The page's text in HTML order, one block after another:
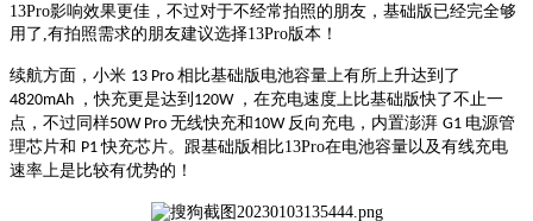
13Pro影响效果更佳，不过对于不经常拍照的朋友，基础版已经完全够
用了,有拍照需求的朋友建议选择13Pro版本！
续航方面，小米 13 Pro 相比基础版电池容量上有所上升达到了
4820mAh ，快充更是达到 120W ，在充电速度上比基础版快了不止一
点，不过同样50W Pro 无线快充和 10W 反向充电，内置澎湃 G1 电源管
理芯片和 P1快充芯片。跟基础版相比13Pro在电池容量以及有线充电
速率上是比较有优势的！